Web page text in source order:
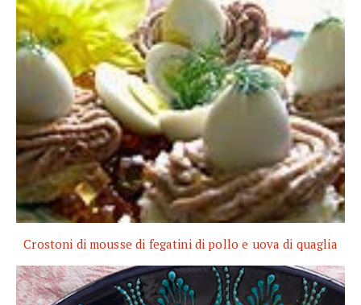
Crostoni di mousse di fegatini di pollo e uova di quaglia